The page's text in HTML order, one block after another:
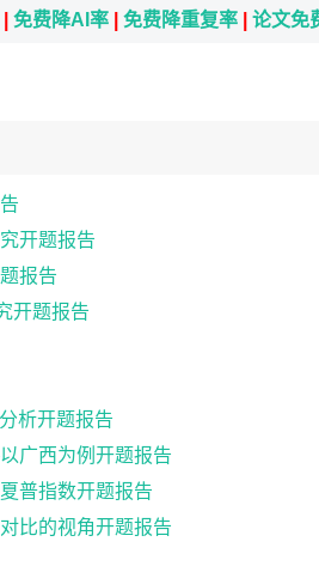
免费降AI率 免费降重复率 论文免
开题报告
报告
开题报告
析开题报告
广西为例开题报告
普指数开题报告
比的视角开题报告